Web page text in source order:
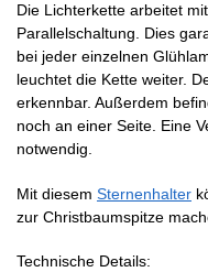
Die Lichterkette arbeitet
Parallelschaltung. Dies
bei jeder einzelnen
leuchtet die Kette weiter.
erkennbar. Außerdem
noch an einer Seite. Eine
notwendig.
Mit diesem Sternenhalter
zur Christbaumspitze
Technische Details: